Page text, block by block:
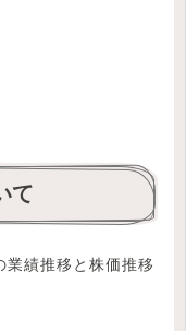
て
業績推移と株価推移